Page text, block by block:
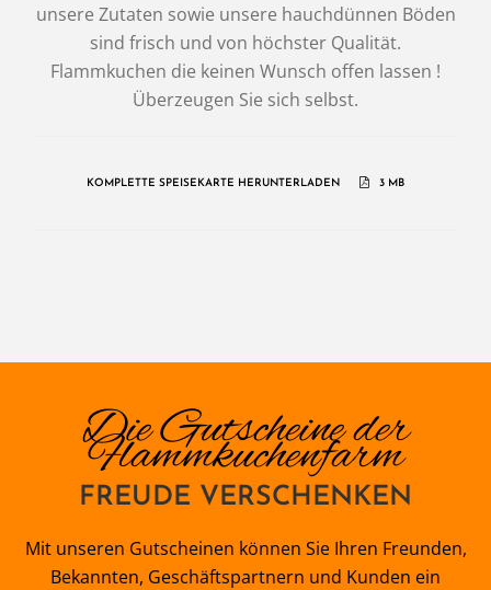
unsere Zutaten sowie unsere hauchdünnen Böden
sind frisch und von höchster Qualität.
Flammkuchen die keinen Wunsch offen lassen !
Überzeugen Sie sich selbst.
KOMPLETTE SPEISEKARTE HERUNTERLADEN 3 MB
Die Gutscheine der
Flammkuchenfarm
FREUDE VERSCHENKEN
Mit unseren Gutscheinen können Sie Ihren Freunden,
Bekannten, Geschäftspartnern und Kunden ein